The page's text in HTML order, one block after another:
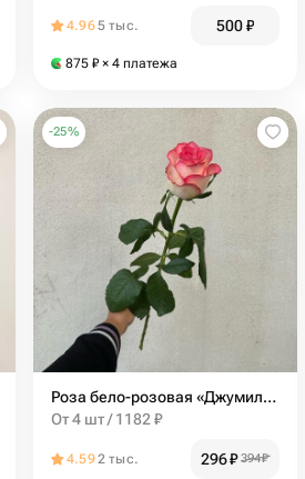
4.965 тыс. 500₽
875 ₽ × 4 платежа
-25%
Роза бело-розовая «Джумилия»
От 4 шт / 1182 ₽
4.592 тыс. 296₽ 394₽